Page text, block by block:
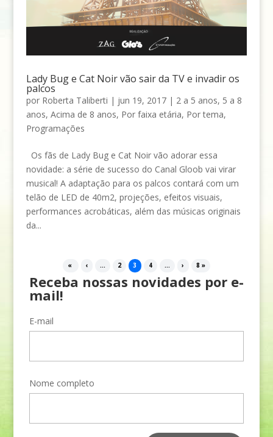
Lady Bug e Cat Noir vão sair da TV e invadir os
palcos
por Roberta Taliberti | jun 19, 2017| 2 a 5 anos, 5 a 8
anos, Acima de 8 anos, Por faixa etária, Por tema,
Programações
Os fãs de Lady Bug e Cat Noir vão adorar essa
novidade: a série de sucesso do Canal Gloob vai virar
musical! A adaptação para os palcos contará com um
telão de LED de 40m2, projeções, efeitos visuais,
performances acrobáticas, além das músicas originais
da...
« ‹ ... 2 3 4 ... › 8 »
Receba nossas novidades por e-
mail!
E-mail
Nome completo